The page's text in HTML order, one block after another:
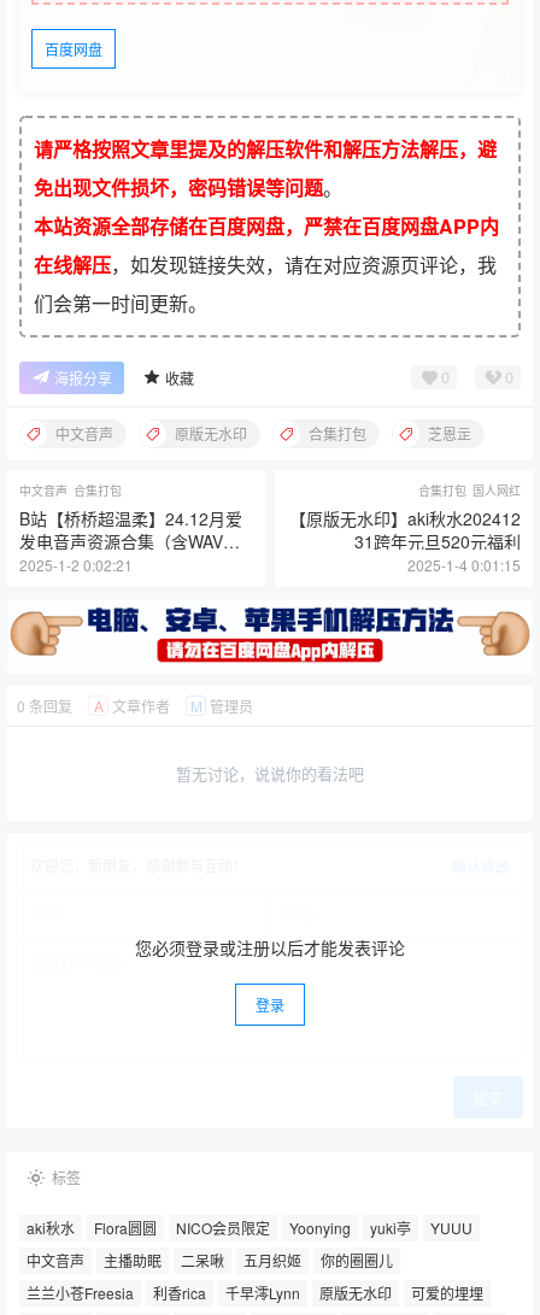
百度网盘
请严格按照文章里提及的解压软件和解压方法解压，避
免出现文件损坏，密码错误等问题。
本站资源全部存储在百度网盘，严禁在百度网盘APP内
在线解压，如发现链接失效，请在对应资源页评论，我
们会第一时间更新。
海报分享 收藏 0 0
中文音声 原版无水印 合集打包 芝恩㱏
中文音声 合集打包
B站【桥桥超温柔】24.12月爱
发电音声资源合集（含WAV原
档）
2025-1-2 0:02:21
合集打包 国人网红
【原版无水印】aki秋水202412
31跨年元旦520元福利
2025-1-4 0:01:15
0 条回复 A 文章作者 M 管理员
暂无讨论，说说你的看法吧
您必须登录或注册以后才能发表评论
登录
标签
aki秋水 Flora圆圆 NICO会员限定 Yoonying yuki亭
YUUU
中文音声
主播助眠 二呆啾 五月织姬
你的圈圈儿
兰兰小苍Freesia
利香rica 千早澪Lynn 原版无水印 可爱的埋埋